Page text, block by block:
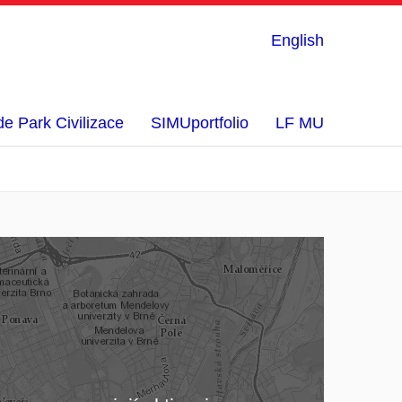
English
Park Civilizace SIMUportfolio LF MU